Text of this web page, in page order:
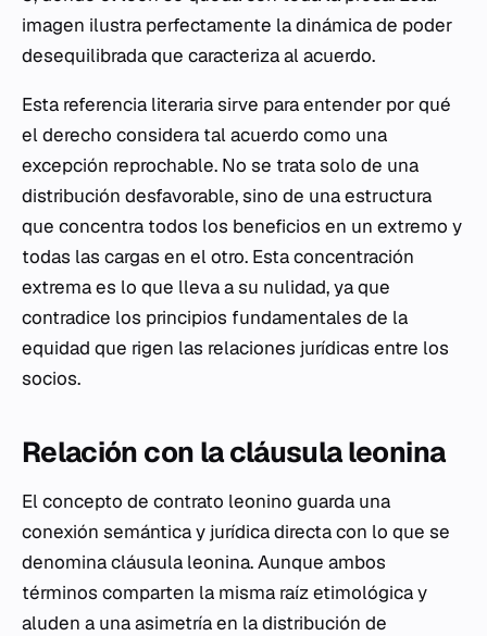
imagen ilustra perfectamente la dinámica de poder
desequilibrada que caracteriza al acuerdo.
Esta referencia literaria sirve para entender por qué
el derecho considera tal acuerdo como una
excepción reprochable. No se trata solo de una
distribución desfavorable, sino de una estructura
que concentra todos los beneficios en un extremo y
todas las cargas en el otro. Esta concentración
extrema es lo que lleva a su nulidad, ya que
contradice los principios fundamentales de la
equidad que rigen las relaciones jurídicas entre los
socios.
Relación con la cláusula leonina
El concepto de contrato leonino guarda una
conexión semántica y jurídica directa con lo que se
denomina cláusula leonina. Aunque ambos
términos comparten la misma raíz etimológica y
aluden a una asimetría en la distribución de